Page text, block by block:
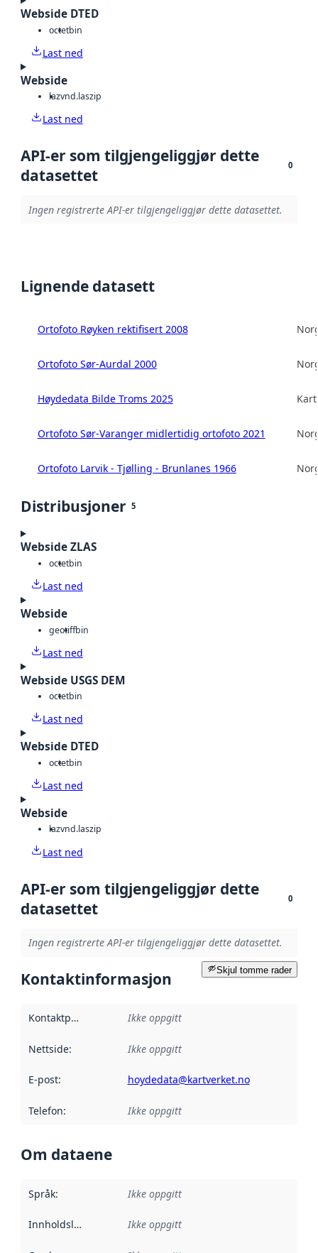
Webside DTED
octetbin
Last ned
Webside
lazvnd.laszip
Last ned
API-er som tilgjengeliggjør dette
datasettet
0
Ingen registrerte API-er tilgjengeliggjør dette datasettet.
Lignende datasett
Ortofoto Røyken rektifisert 2008
Ortofoto Sør-Aurdal 2000
Høydedata Bilde Troms 2025
Ortofoto Sør-Varanger midlertidig ortofoto 2021
Ortofoto Larvik - Tjølling - Brunlanes 1966
Distribusjoner 5
Webside ZLAS
octetbin
Last ned
Webside
geotiffbin
Last ned
Webside USGS DEM
octetbin
Last ned
Webside DTED
octetbin
Last ned
Webside
lazvnd.laszip
Last ned
API-er som tilgjengeliggjør dette
datasettet
0
Ingen registrerte API-er tilgjengeliggjør dette datasettet.
Skjul tomme rader
Kontaktinformasjon
Kontaktpunkt Ikke oppgitt
Nettside: Ikke oppgitt
E-post: hoydedata@kartverket.no
Telefon: Ikke oppgitt
Om dataene
Språk: Ikke oppgitt
Innholdsleverandører :
Ikke oppgitt